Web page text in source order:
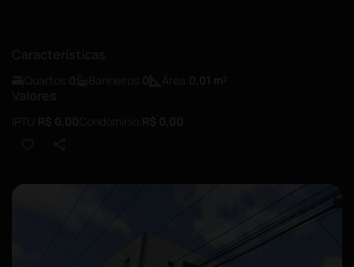
0 0 0,01 m²
R$ 0,00 R$ 0,00